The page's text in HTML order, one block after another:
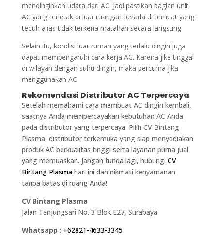
mendinginkan udara dari AC. Jadi pastikan bagian unit
AC yang terletak di luar ruangan berada di tempat yang
teduh alias tidak terkena matahari secara langsung.
Selain itu, kondisi luar rumah yang terlalu dingin juga
dapat mempengaruhi cara kerja AC. Karena jika tinggal
di wilayah dengan suhu dingin, maka percuma jika
menggunakan AC
Rekomendasi Distributor AC Terpercaya
Setelah memahami cara membuat AC dingin kembali,
saatnya Anda mempercayakan kebutuhan AC Anda
pada distributor yang terpercaya. Pilih CV Bintang
Plasma, distributor terkemuka yang siap menyediakan
produk AC berkualitas tinggi serta layanan purna jual
yang memuaskan. Jangan tunda lagi, hubungi CV
Bintang Plasmahari ini dan nikmati kenyamanan
tanpa batas di ruang Anda!
CV Bintang Plasma
Jalan Tanjungsari No. 3 Blok E27, Surabaya
Whatsapp : +62821-4633-3345